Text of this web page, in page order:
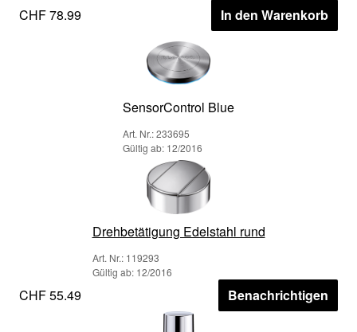
CHF 78.99 In den Warenkorb
SensorControl Blue
Art. Nr.: 233695
Gültig ab: 12/2016
Drehbetätigung Edelstahl rund
Art. Nr.: 119293
Gültig ab: 12/2016
CHF 55.49 Benachrichtigen